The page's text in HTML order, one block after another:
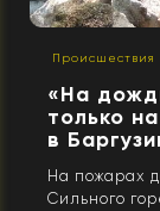
Происшествия
«На
только
в
На пожарах
Сильного